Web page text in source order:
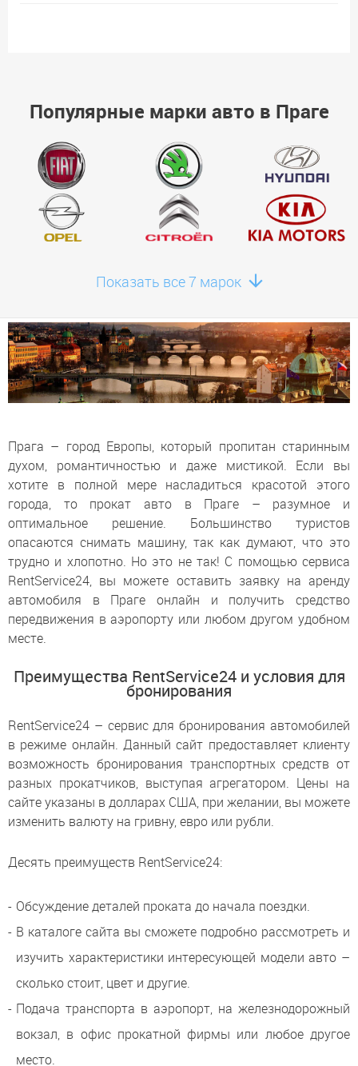
Популярные марки авто в Праге
Показать все 7 марок
Прага – город Европы, который пропитан старинным
духом, романтичностью и даже мистикой. Если вы
хотите в полной мере насладиться красотой этого
города, то прокат авто в Праге – разумное и
оптимальное решение. Большинство туристов
опасаются снимать машину, так как думают, что это
трудно и хлопотно. Но это не так! С помощью сервиса
RentService24, вы можете оставить заявку на аренду
автомобиля в Праге онлайн и получить средство
передвижения в аэропорту или любом другом удобном
месте.
Преимущества RentService24 и условия для
бронирования
RentService24 – сервис для бронирования автомобилей
в режиме онлайн. Данный сайт предоставляет клиенту
возможность бронирования транспортных средств от
разных прокатчиков, выступая агрегатором. Цены на
сайте указаны в долларах США, при желании, вы можете
изменить валюту на гривну, евро или рубли.
Десять преимуществ RentService24:
Обсуждение деталей проката до начала поездки.
В каталоге сайта вы сможете подробно рассмотреть и
изучить характеристики интересующей модели авто –
сколько стоит, цвет и другие.
Подача транспорта в аэропорт, на железнодорожный
вокзал, в офис прокатной фирмы или любое другое
место.